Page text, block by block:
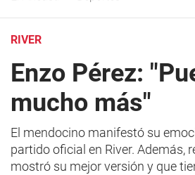
RIVER
Enzo Pérez:
mucho más"
El mendocino manifestó su
partido oficial en River. Además,
mostró su mejor versión y que